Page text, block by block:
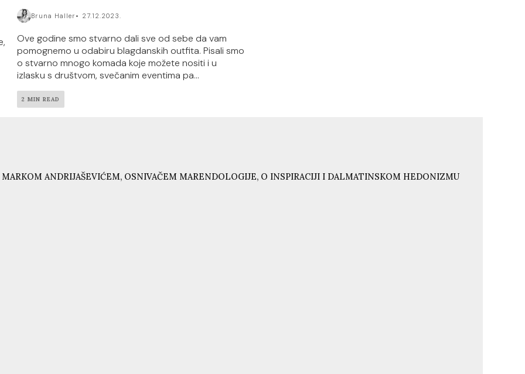
Bruna Haller 27.12.2023.
Ove godine smo stvarno dali sve od sebe da vam
pomognemo u odabiru blagdanskih outfita. Pisali smo
o stvarno mnogo komada koje možete nositi i u
izlasku s društvom, svečanim eventima pa...
2 MIN READ
MARKOM ANDRIJAŠEVIĆEM, OSNIVAČEM MARENDOLOGIJE, O INSPIRACIJI I DALMATINSKOM HEDONIZMU